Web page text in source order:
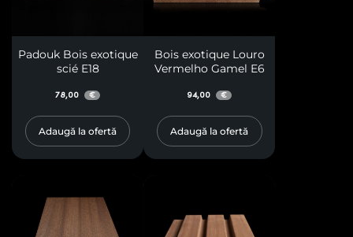
Padouk Bois exotique
scié E18
78,00 €
Adaugă la ofertă
Bois exotique Louro
Vermelho Gamel E6
94,00 €
Adaugă la ofertă